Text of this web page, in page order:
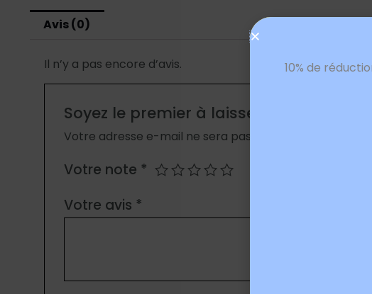
Avis (0)
Il n’y a pas encore d’avis.
Soyez le premier à laisser votre avis
Votre adresse e-mail ne sera pas publiée. Les
Votre note *
Votre avis *
10% de